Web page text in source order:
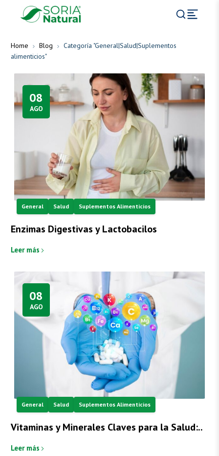
Home Blog
Categoría "General|Salud|Suplementos
alimenticios"
08
AGO
General Salud Suplementos Alimenticios
Enzimas Digestivas y Lactobacilos
Leer más
08
AGO
General Salud Suplementos Alimenticios
Vitaminas y Minerales Claves para la Salud:..
Leer más